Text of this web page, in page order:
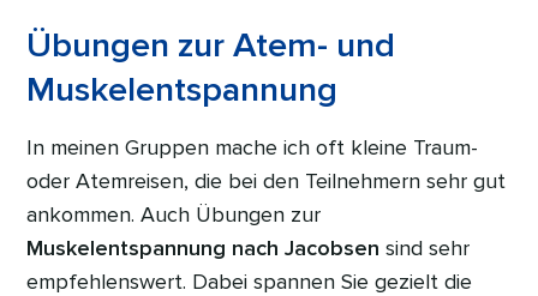
Übungen zur Atem- und
Muskelentspannung
In meinen Gruppen mache ich oft kleine Traum-
oder Atemreisen, die bei den Teilnehmern sehr gut
ankommen. Auch Übungen zur
Muskelentspannung nach Jacobsen sind sehr
empfehlenswert. Dabei spannen Sie gezielt die